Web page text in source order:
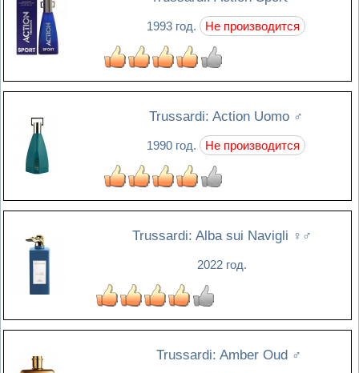
1993 год. Не производится
Trussardi: Action Uomo ♂
1990 год. Не производится
Trussardi: Alba sui Navigli ♀♂
2022 год.
Trussardi: Amber Oud ♂